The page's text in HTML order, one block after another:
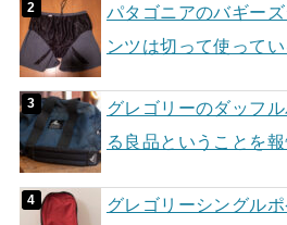
パタゴニアのバギー
ンツは切って使ってい
グレゴリーのダッフ
る良品ということを
グレゴリーシングル